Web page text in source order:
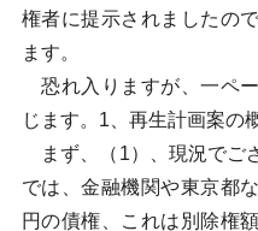
権者に提示されましたの
ます。
恐れ入りますが、一ペ
じます。1、再生計画案の
まず、（1）、現況でご
では、金融機関や東京都
円の債権、これは別除権